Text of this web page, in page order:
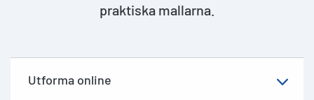
praktiska mallarna.
Utforma online